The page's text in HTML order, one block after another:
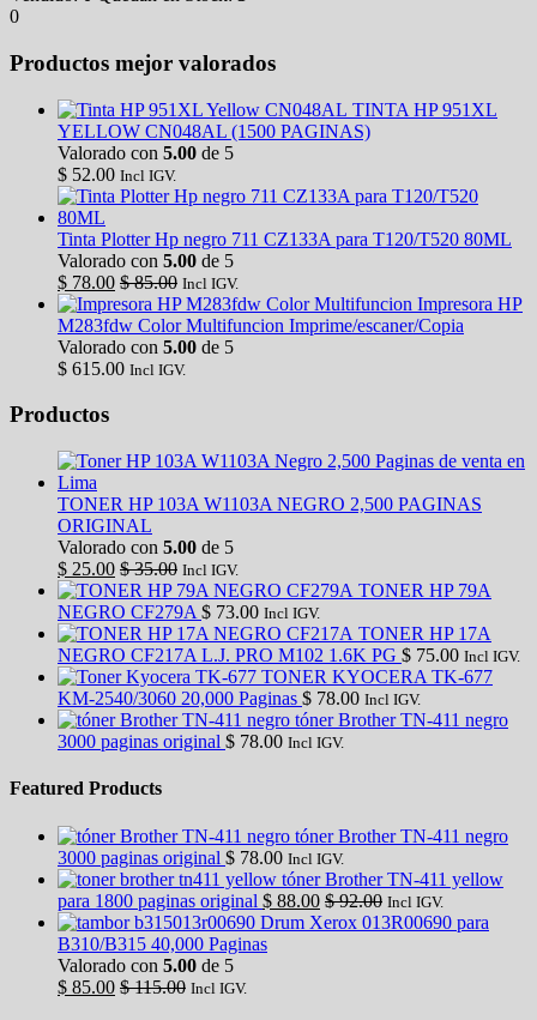
0
Productos mejor valorados
TINTA HP 951XL
YELLOW CN048AL (1500 PAGINAS)
Valorado con 5.00 de 5
$ 52.00 Incl IGV.
Tinta Plotter Hp negro 711 CZ133A para T120/T520 80ML
Valorado con 5.00 de 5
$ 78.00 $85.00 Incl IGV.
Impresora HP
M283fdw Color Multifuncion Imprime/escaner/Copia
Valorado con 5.00 de 5
$ 615.00 Incl IGV.
Productos
TONER HP 103A W1103A NEGRO 2,500 PAGINAS
ORIGINAL
Valorado con 5.00 de 5
$ 25.00 $35.00 Incl IGV.
TONER HP 79A
NEGRO CF279A $ 73.00 Incl IGV.
TONER HP 17A
NEGRO CF217A L.J. PRO M102 1.6K PG $ 75.00 Incl IGV.
TONER KYOCERA TK-677
KM-2540/3060 20,000 Paginas $ 78.00 Incl IGV.
tóner Brother TN-411 negro
3000 paginas original $ 78.00 Incl IGV.
Featured Products
tóner Brother TN-411 negro
3000 paginas original $ 78.00 Incl IGV.
tóner Brother TN-411 yellow
para 1800 paginas original $ 88.00 $92.00 Incl IGV.
Drum Xerox 013R00690 para
B310/B315 40,000 Paginas
Valorado con 5.00 de 5
$ 85.00 $115.00 Incl IGV.